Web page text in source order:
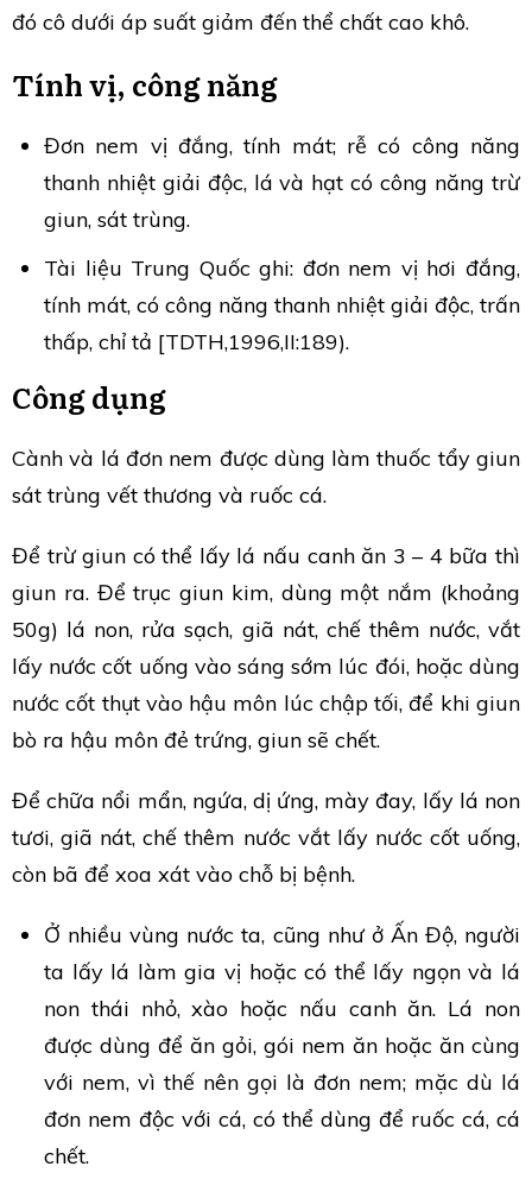
đó cô dưới áp suất giảm đến thể chất cao khô.
Tính vị, công năng
Đơn nem vị đắng, tính mát; rễ có công năng
thanh nhiệt giải độc, lá và hạt có công năng trừ
giun, sát trùng.
Tài liệu Trung Quốc ghi: đơn nem vị hơi đắng,
tính mát, có công năng thanh nhiệt giải độc, trấn
thấp, chỉ tả [TDTH,1996,II:189).
Công dụng
Cành và lá đơn nem được dùng làm thuốc tẩy giun
sát trùng vết thương và ruốc cá.
Để trừ giun có thể lấy lá nấu canh ăn 3 – 4 bữa thì
giun ra. Để trục giun kim, dùng một nắm (khoảng
50g) lá non, rửa sạch, giã nát, chế thêm nước, vắt
lấy nước cốt uống vào sáng sớm lúc đói, hoặc dùng
nước cốt thụt vào hậu môn lúc chập tối, để khi giun
bò ra hậu môn đẻ trứng, giun sẽ chết.
Để chữa nổi mẩn, ngứa, dị ứng, mày đay, lấy lá non
tươi, giã nát, chế thêm nước vắt lấy nước cốt uống,
còn bã để xoa xát vào chỗ bị bệnh.
Ở nhiều vùng nước ta, cũng như ở Ấn Độ, người
ta lấy lá làm gia vị hoặc có thể lấy ngọn và lá
non thái nhỏ, xào hoặc nấu canh ăn. Lá non
được dùng để ăn gỏi, gói nem ăn hoặc ăn cùng
với nem, vì thế nên gọi là đơn nem; mặc dù lá
đơn nem độc với cá, có thể dùng để ruốc cá, cá
chết.